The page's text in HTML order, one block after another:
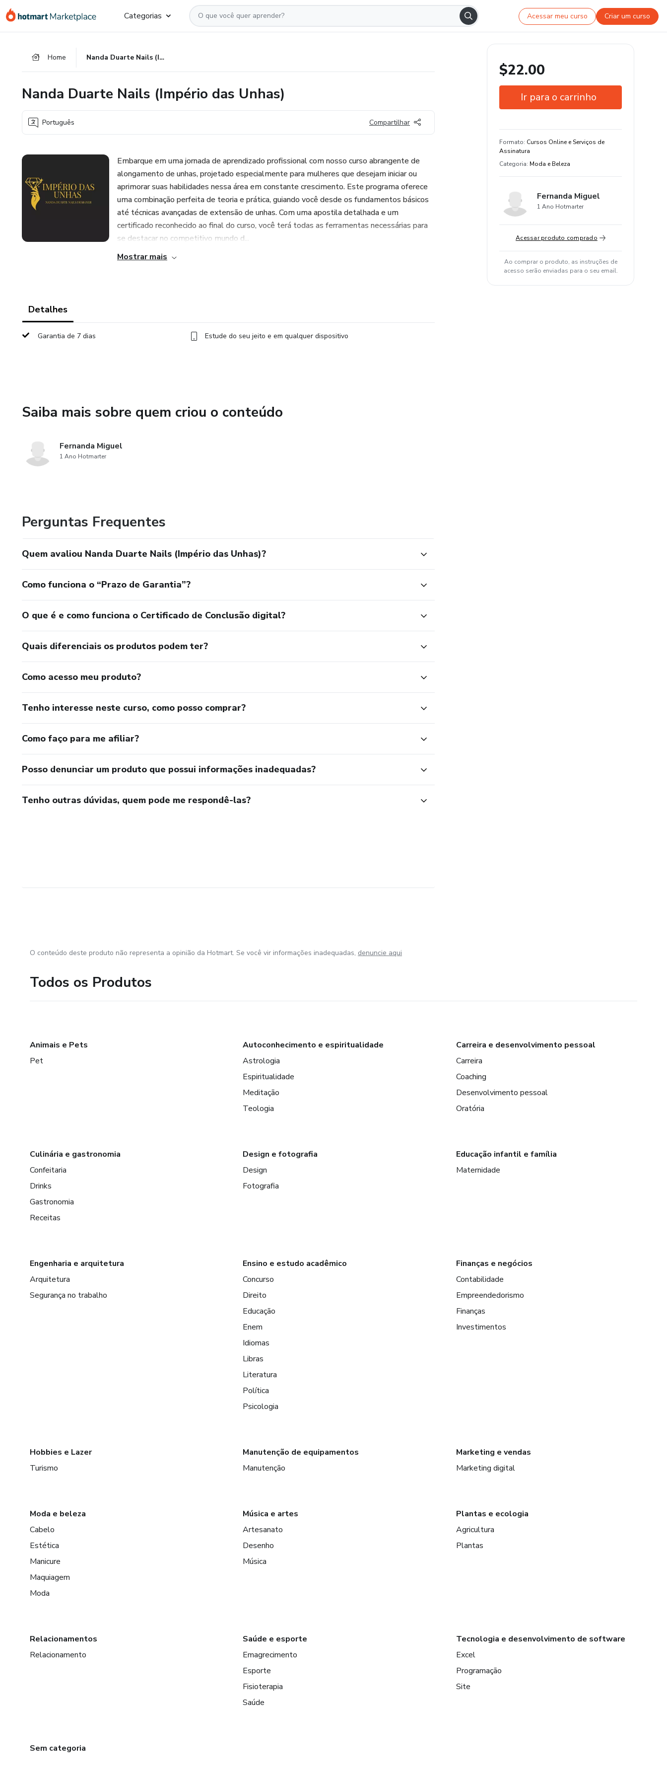
para
para
para
Categorias Acessar meu curso Criar um curso
Home Nanda Duarte Nails (Império das Unhas)
Nanda Duarte Nails (Império das Unhas)
Português Compartilhar
Embarque em uma jornada de aprendizado profissional com nosso curso abrangente de
alongamento de unhas, projetado especialmente para mulheres que desejam iniciar ou
aprimorar suas habilidades nessa área em constante crescimento. Este programa oferece
uma combinação perfeita de teoria e prática, guiando você desde os fundamentos básicos
até técnicas avançadas de extensão de unhas. Com uma apostila detalhada e um
certificado reconhecido ao final do curso, você terá todas as ferramentas necessárias para
se destacar no competitivo mundo d...
Mostrar mais
Detalhes
Garantia de 7 dias Estude do seu jeito e em qualquer dispositivo
Saiba mais sobre quem criou o conteúdo
Fernanda Miguel
1 Ano Hotmarter
Perguntas Frequentes
Quem avaliou Nanda Duarte Nails (Império das Unhas)?
Como funciona o “Prazo de Garantia”?
O que é e como funciona o Certificado de Conclusão digital?
Quais diferenciais os produtos podem ter?
Como acesso meu produto?
Tenho interesse neste curso, como posso comprar?
Como faço para me afiliar?
Posso denunciar um produto que possui informações inadequadas?
Tenho outras dúvidas, quem pode me respondê-las?
$22.00
Ir para o carrinho
Estude do seu jeito e em qualquer
dispositivo
Formato: Cursos Online e Serviços de
Assinatura
Categoria: Moda e Beleza
Fernanda Miguel
1 Ano Hotmarter
Acessar produto comprado
Ao comprar o produto, as instruções de
acesso serão enviadas para o seu email.
O conteúdo deste produto não representa a opinião da Hotmart. Se você vir informações inadequadas, denuncie aqui
Todos os Produtos
Animais e Pets
Pet
Autoconhecimento e espiritualidade
Astrologia
Espiritualidade
Meditação
Teologia
Carreira e desenvolvimento pessoal
Carreira
Coaching
Desenvolvimento pessoal
Oratória
Culinária e gastronomia
Confeitaria
Drinks
Gastronomia
Receitas
Design e fotografia
Design
Fotografia
Educação infantil e família
Maternidade
Engenharia e arquitetura
Arquitetura
Segurança no trabalho
Ensino e estudo acadêmico
Concurso
Direito
Educação
Enem
Idiomas
Libras
Literatura
Política
Psicologia
Finanças e negócios
Contabilidade
Empreendedorismo
Finanças
Investimentos
Hobbies e Lazer
Turismo
Manutenção de equipamentos
Manutenção
Marketing e vendas
Marketing digital
Moda e beleza
Cabelo
Estética
Manicure
Maquiagem
Moda
Música e artes
Artesanato
Desenho
Música
Plantas e ecologia
Agricultura
Plantas
Relacionamentos
Relacionamento
Saúde e esporte
Emagrecimento
Esporte
Fisioterapia
Saúde
Tecnologia e desenvolvimento de software
Excel
Programação
Site
Sem categoria